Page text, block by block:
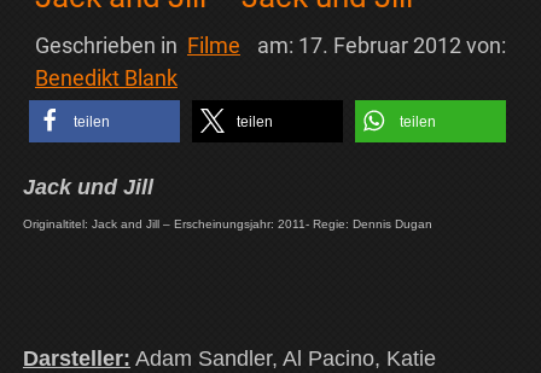
Geschrieben in Filme am: 17. Februar 2012von:
Benedikt Blank
teilen teilen teilen
Jack und Jill
Originaltitel: Jack and Jill – Erscheinungsjahr: 2011- Regie: Dennis Dugan
Darsteller: Adam Sandler, Al Pacino, Katie